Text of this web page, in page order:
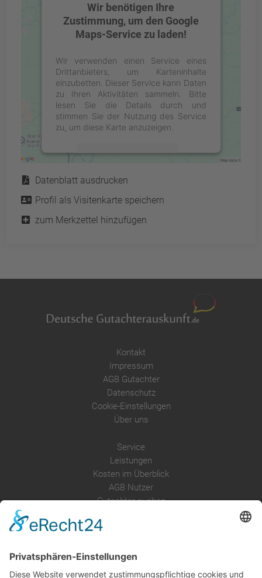
Wir benötigen Ihre
Zustimmung, um den Google
Maps-Service zu laden!
Wir verwenden einen Service eines
Drittanbieters, um Karteninhalte
einzubetten. Dieser Service kann Daten
zu Ihren Aktivitäten sammeln. Bitte
lesen Sie die Details durch und
stimmen Sie der Nutzung des Service
zu, um diese Karte anzuzeigen.
Mehr Informationen
Akzeptieren
powered by Usercentrics Consent
Management Platform
Service
Datenblatt ausdrucken
Profil als Visitenkarte speichern
zum Merkzettel hinzufügen
Kontakt
Impressum
AGB Gutachter
Datenschutz
Cookie-Einstellungen
Über uns
Service
Leistungen
Kosten im Überblick
AGB Nutzer
Gutachter suchen
Anfrage
Presse